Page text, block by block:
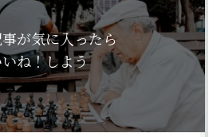
が気に入ったら
ね！しよう